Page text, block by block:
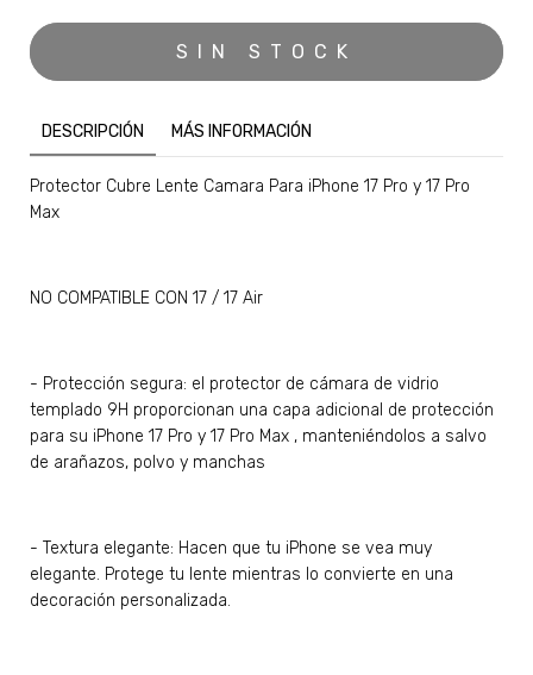
DESCRIPCIÓN MÁS INFORMACIÓN
Protector Cubre Lente Camara Para iPhone 17 Pro y 17 Pro
Max
NO COMPATIBLE CON 17 / 17 Air
- Protección segura: el protector de cámara de vidrio
templado 9H proporcionan una capa adicional de protección
para su iPhone 17 Pro y 17 Pro Max , manteniéndolos a salvo
de arañazos, polvo y manchas
- Textura elegante: Hacen que tu iPhone se vea muy
elegante. Protege tu lente mientras lo convierte en una
decoración personalizada.